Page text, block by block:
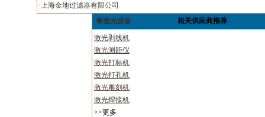
·上海金地过滤器有限公司
◆激光设备
相关供应商推荐
激光剥线机
激光测距仪
激光打标机
激光打孔机
激光雕刻机
激光焊接机
>>更多